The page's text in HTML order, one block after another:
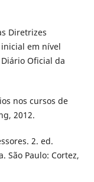
Diretrizes
em nível
Oficial da
nos cursos de
2012.
2. ed.
São Paulo: Cortez,